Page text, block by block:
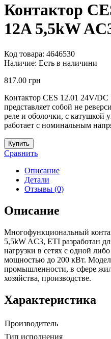
Контактор
12A 5,5kW
Код товара: 4646530
Наличие: Есть в наличини
817.00 грн
Контактор CES 12.01 24V/
представляет собой не
реле и оболочки, с катушкой
работает с номинальным
Купить
Сравнить
Описание
Детали
Отзывы (0)
Описание
Многофункциональный
5,5kW AC3, ETI разработан
нагрузки в сетях с одной
мощностью до 200 кВт.
промышленности, в сфере
хозяйства, производстве.
Характеристика
Производитель
Тип исполнения